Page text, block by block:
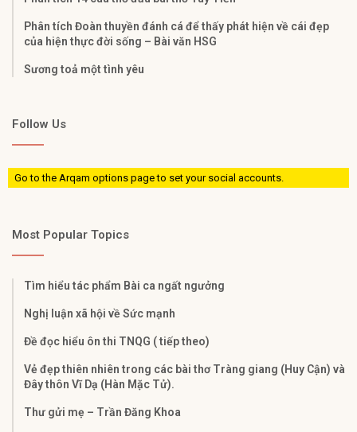
Phân tích Đoàn thuyền đánh cá để thấy phát hiện về cái đẹp
của hiện thực đời sống – Bài văn HSG
Sương toả một tình yêu
Follow Us
Go to the Arqam options page to set your social accounts.
Most Popular Topics
Tìm hiểu tác phẩm Bài ca ngất ngưởng
Nghị luận xã hội về Sức mạnh
Đề đọc hiểu ôn thi TNQG ( tiếp theo)
Vẻ đẹp thiên nhiên trong các bài thơ Tràng giang (Huy Cận) và
Đây thôn Vĩ Dạ (Hàn Mặc Tử).
Thư gửi mẹ – Trần Đăng Khoa